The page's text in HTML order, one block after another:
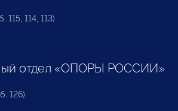
115, 114, 113)
отдел «ОПОРЫ РОССИИ»
126)